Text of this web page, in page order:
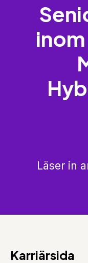
Läser in
Karriärsida